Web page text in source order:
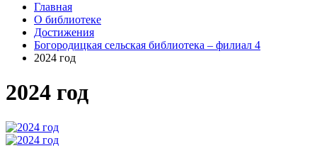
Главная
О библиотеке
Достижения
Богородицкая сельская библиотека – филиал 4
2024 год
2024 год